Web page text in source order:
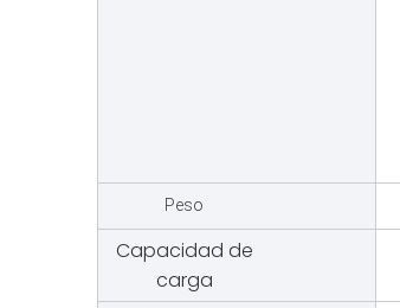
Peso
Capacidad de
carga